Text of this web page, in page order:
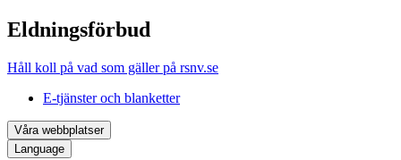
Eldningsförbud
Håll koll på vad som gäller på rsnv.se
E-tjänster och blanketter
Våra webbplatser
Language